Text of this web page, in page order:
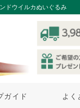
ドウイルカぬいぐるみ
ガイド よく